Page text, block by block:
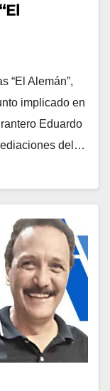
“El Alemán”,
implicado en
Eduardo
del…